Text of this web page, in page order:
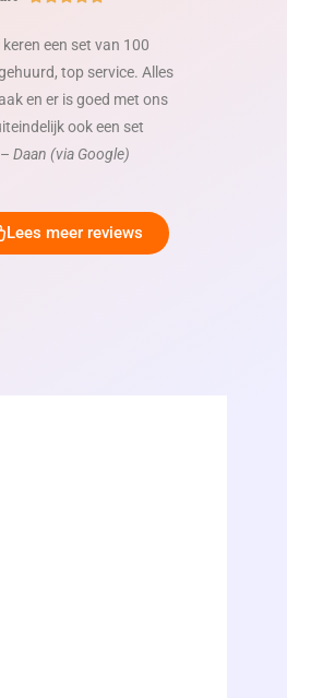
een set van 100
top service. Alles
en er is goed met ons
ook een set
–Daan (via Google)
Lees meer reviews